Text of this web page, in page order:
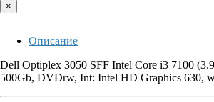
×
Описание
Dell Optiplex 3050 SFF Intel Core i3 7100
500Gb, DVDrw, Int: Intel HD Graphics 630,